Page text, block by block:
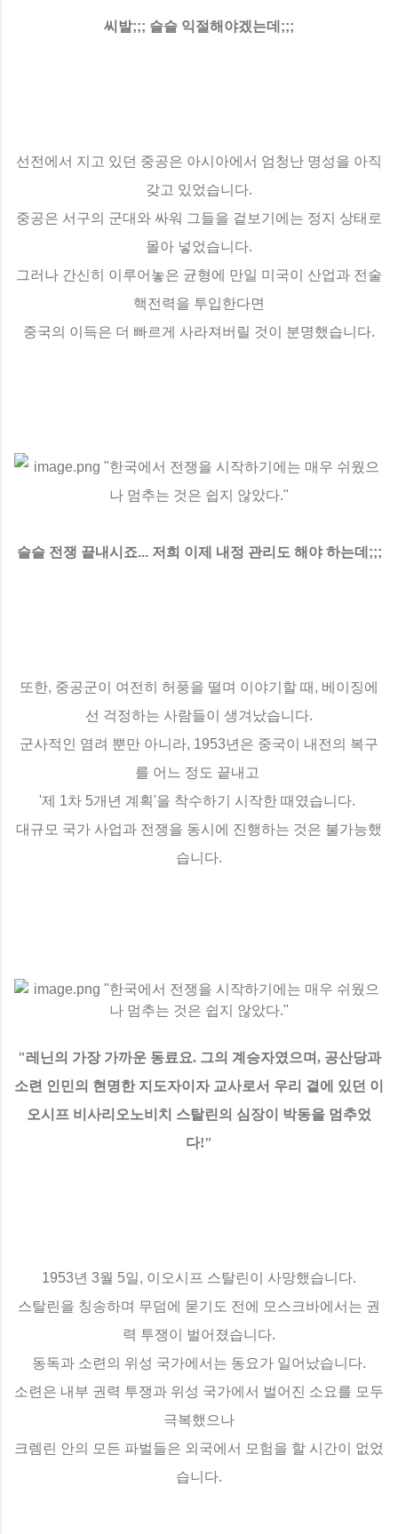
씨발;;; 슬슬 익절해야겠는데;;;
선전에서 지고 있던 중공은 아시아에서 엄청난 명성을 아직
갖고 있었습니다.
중공은 서구의 군대와 싸워 그들을 겉보기에는 정지 상태로
몰아 넣었습니다.
그러나 간신히 이루어놓은 균형에 만일 미국이 산업과 전술
핵전력을 투입한다면
중국의 이득은 더 빠르게 사라져버릴 것이 분명했습니다.
슬슬 전쟁 끝내시죠... 저희 이제 내정 관리도 해야 하는데;;;
또한, 중공군이 여전히 허풍을 떨며 이야기할 때, 베이징에
선 걱정하는 사람들이 생겨났습니다.
군사적인 염려 뿐만 아니라, 1953년은 중국이 내전의 복구
를 어느 정도 끝내고
'제 1차 5개년 계획'을 착수하기 시작한 때였습니다.
대규모 국가 사업과 전쟁을 동시에 진행하는 것은 불가능했
습니다.
"레닌의 가장 가까운 동료요. 그의 계승자였으며, 공산당과
소련 인민의 현명한 지도자이자 교사로서 우리 곁에 있던 이
오시프 비사리오노비치 스탈린의 심장이 박동을 멈추었
다!"
1953년 3월 5일, 이오시프 스탈린이 사망했습니다.
스탈린을 칭송하며 무덤에 묻기도 전에 모스크바에서는 권
력 투쟁이 벌어졌습니다.
동독과 소련의 위성 국가에서는 동요가 일어났습니다.
소련은 내부 권력 투쟁과 위성 국가에서 벌어진 소요를 모두
극복했으나
크렘린 안의 모든 파벌들은 외국에서 모험을 할 시간이 없었
습니다.